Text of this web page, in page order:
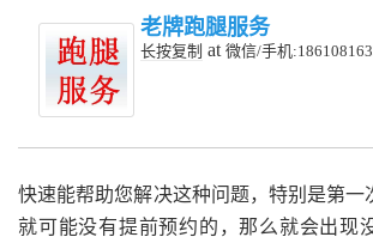
老牌跑腿服务
长按复制 at 微信/手机
快速能帮助您解决这种问题，特别是第一
就可能没有提前预约的，那么就会出现